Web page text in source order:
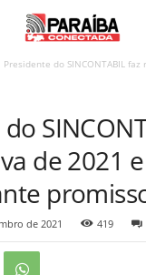
Presidente do SINCONTABIL
de 2021
de 2021 419